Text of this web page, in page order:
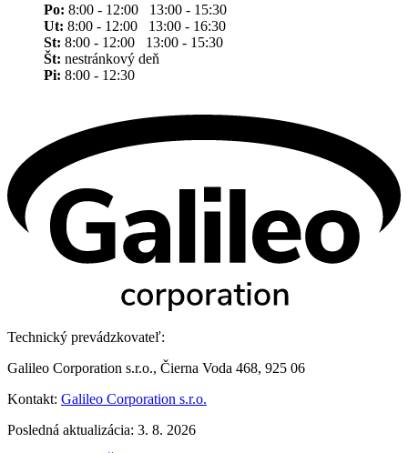
Po: 8:00 - 12:00 13:00 - 15:30
Ut: 8:00 - 12:00 13:00 - 16:30
St: 8:00 - 12:00 13:00 - 15:30
Št: nestránkový deň
Pi: 8:00 - 12:30
Technický prevádzkovateľ:
Galileo Corporation s.r.o., Čierna Voda 468, 925 06
Kontakt: Galileo Corporation s.r.o.
Posledná aktualizácia: 3. 8. 2026